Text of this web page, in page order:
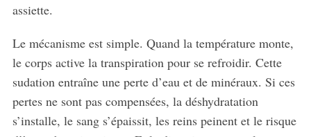
assiette.
Le mécanisme est simple. Quand la température monte,
le corps active la transpiration pour se refroidir. Cette
sudation entraîne une perte d’eau et de minéraux. Si ces
pertes ne sont pas compensées, la déshydratation
s’installe, le sang s’épaissit, les reins peinent et le risque